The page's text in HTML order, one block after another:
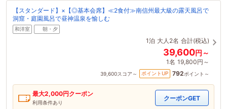
【スタンダード】×【◎基本会席】≪2食付≫南信州最大級の露天風呂で
洞窟・庭園風呂で昼神温泉を愉しむ
和洋室 朝・夕
1泊 大人2名 合計(税込)
39,600円～
1名 19,800円～
39,600スコア～ ポイントUP 792ポイント～
最大2,000円クーポン
利用条件あり
クーポンGET